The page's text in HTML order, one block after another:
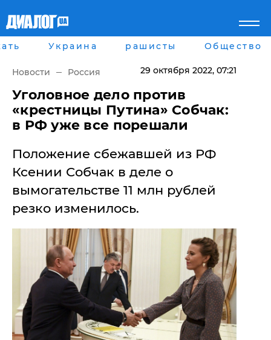
Главная
рассея
Мир
Беларусь
Военное обозрение
Наука и Техника
Мнение
Блоги
Пресса
Шоу-биз
Здоровье
Спорт
Культура
Города
Харьков
Днепр
Львов
Война на Донбассе и в
Крыму
"ДНР"
"ЛНР"
Оккупация Крыма
Новости Крыма
Донбасс
Лайф стайл
Помощь проекту
Стиль Диалога
Шоу-биз
Культура
Общество
Украина рашисты Общество
Новости Россия 29 октября 2022, 07:21
​Уголовное дело против
«крестницы Путина» Собчак:
в РФ уже все порешали
Положение сбежавшей из РФ
Ксении Собчак в деле о
вымогательстве 11 млн рублей
резко изменилось.